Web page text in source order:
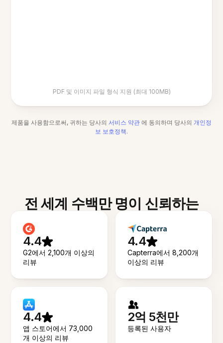
PDF 및 이미지 파일 형식 지원 (최대 100MB)
제품을 사용함으로써, 귀하는 당사의 서비스 약관 에 동의하며 당사의 개인정
보 보호정책.
전 세계 수백만 명이 신뢰하는
4.4
G2에서 2,100개 이상의
리뷰
4.4
Capterra에서 8,200개
이상의 리뷰
4.4
앱 스토어에서 73,000
개 이상의 리뷰
2억 5천만
등록된 사용자